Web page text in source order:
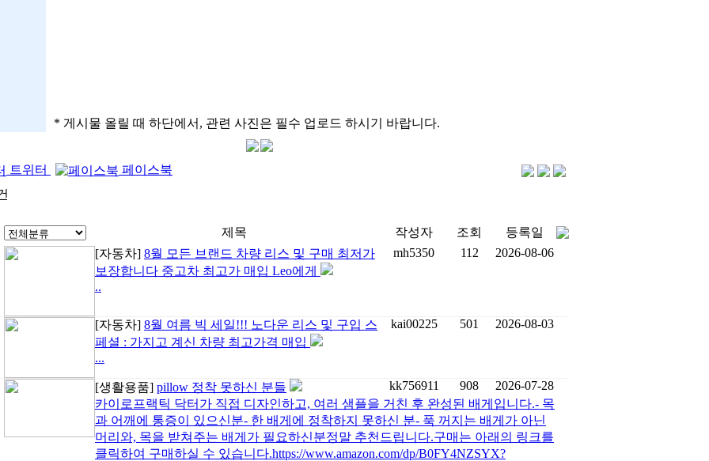
* 게시물 올릴 때 하단에서, 관련 사진은 필수 업로드 하시기 바랍니다.
트위터
페이스북
제목 작성자 조회
등록일
[자동차] 8월 모든 브랜드 차량 리스 및 구매 최저가
보장합니다 중고차 최고가 매입 Leo에게
mh5350 112 2026-08-06
..
[자동차] 8월 여름 빅 세일!!! 노다운 리스 및 구입 스
페셜 : 가지고 계신 차량 최고가격 매입
kai00225 501 2026-08-03
...
[생활용품] pillow 정착 못하신 분들 kk756911 908
2026-07-28
카이로프랙틱 닥터가 직접 디자인하고, 여러 샘플을 거친 후 완성된 배게입니다.- 목
과 어깨에 통증이 있으신분- 한 배게에 정착하지 못하신 분- 푹 꺼지는 배게가 아닌
머리와, 목을 받쳐주는 배게가 필요하신분정말 추천드립니다.구매는 아래의 링크를
클릭하여 구매하실 수 있습니다.https://www.amazon.com/dp/B0FY4NZSYX?